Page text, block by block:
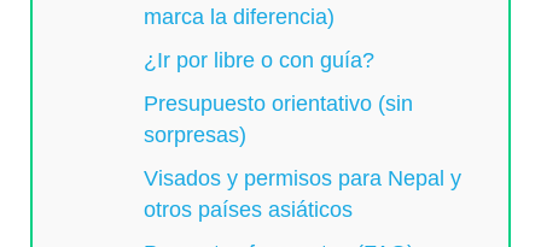
marca la diferencia)
¿Ir por libre o con guía?
Presupuesto orientativo (sin
sorpresas)
Visados y permisos para Nepal y
otros países asiáticos